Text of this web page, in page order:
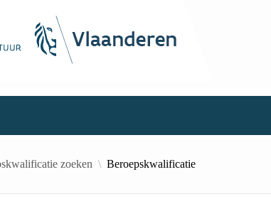
zoeken Beroepskwalificatie